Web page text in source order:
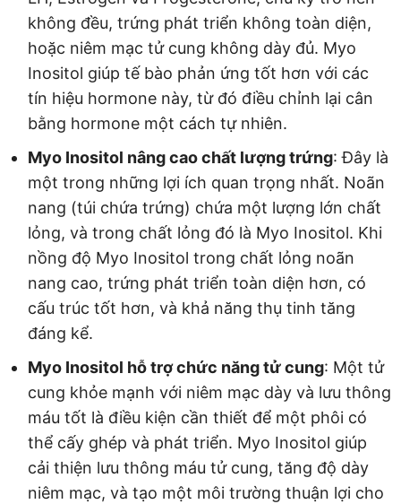
không đều, trứng phát triển không toàn diện,
hoặc niêm mạc tử cung không dày đủ. Myo
Inositol giúp tế bào phản ứng tốt hơn với các
tín hiệu hormone này, từ đó điều chỉnh lại cân
bằng hormone một cách tự nhiên.
Myo Inositol nâng cao chất lượng trứng: Đây là
một trong những lợi ích quan trọng nhất. Noãn
nang (túi chứa trứng) chứa một lượng lớn chất
lỏng, và trong chất lỏng đó là Myo Inositol. Khi
nồng độ Myo Inositol trong chất lỏng noãn
nang cao, trứng phát triển toàn diện hơn, có
cấu trúc tốt hơn, và khả năng thụ tinh tăng
đáng kể.
Myo Inositol hỗ trợ chức năng tử cung: Một tử
cung khỏe mạnh với niêm mạc dày và lưu thông
máu tốt là điều kiện cần thiết để một phôi có
thể cấy ghép và phát triển. Myo Inositol giúp
cải thiện lưu thông máu tử cung, tăng độ dày
niêm mạc, và tạo một môi trường thuận lợi cho